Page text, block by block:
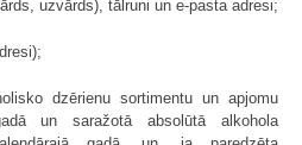
uzvārds), tālruni un e-pasta adresi;
dzērienu sortimentu un apjomu
un saražotā absolūtā alkohola